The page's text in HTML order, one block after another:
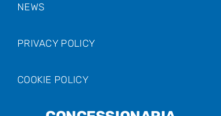
NEWS
PRIVACY POLICY
COOKIE POLICY